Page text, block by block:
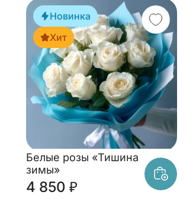
Новинка
Хит
Белые розы «Тишина
зимы»
4 850 ₽